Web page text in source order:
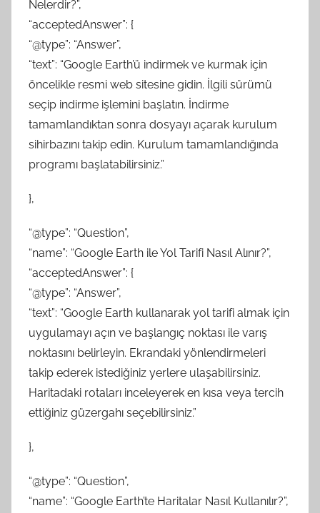
Nelerdir?”,
“acceptedAnswer”: {
“@type”: “Answer”,
“text”: “Google Earth’ü indirmek ve kurmak için
öncelikle resmi web sitesine gidin. İlgili sürümü
seçip indirme işlemini başlatın. İndirme
tamamlandıktan sonra dosyayı açarak kurulum
sihirbazını takip edin. Kurulum tamamlandığında
programı başlatabilirsiniz.”
},
“@type”: “Question”,
“name”: “Google Earth ile Yol Tarifi Nasıl Alınır?”,
“acceptedAnswer”: {
“@type”: “Answer”,
“text”: “Google Earth kullanarak yol tarifi almak için
uygulamayı açın ve başlangıç noktası ile varış
noktasını belirleyin. Ekrandaki yönlendirmeleri
takip ederek istediğiniz yerlere ulaşabilirsiniz.
Haritadaki rotaları inceleyerek en kısa veya tercih
ettiğiniz güzergahı seçebilirsiniz.”
},
“@type”: “Question”,
“name”: “Google Earth’te Haritalar Nasıl Kullanılır?”,